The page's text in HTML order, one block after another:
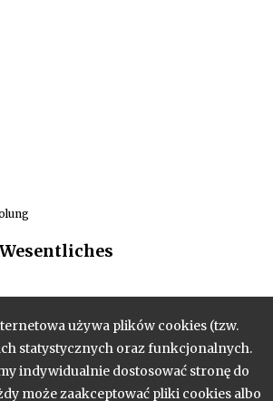
używa plików cookies (tzw.
statystycznych oraz funkcjonalnych.
indywidualnie dostosować stronę do
może zaakceptować pliki cookies albo